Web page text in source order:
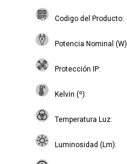
Codigo del Producto
Potencia Nominal (W)
Protección IP
Kelvin (º)
Temperatura Luz
Luminosidad (Lm)